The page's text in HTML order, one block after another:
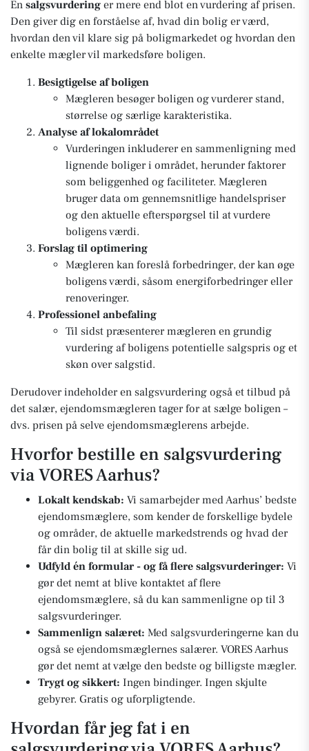
En salgsvurdering er mere end blot en vurdering af prisen.
Den giver dig en forståelse af, hvad din bolig er værd,
hvordan den vil klare sig på boligmarkedet og hvordan den
enkelte mægler vil markedsføre boligen.
Besigtigelse af boligen
Mægleren besøger boligen og vurderer stand,
størrelse og særlige karakteristika.
Analyse af lokalområdet
Vurderingen inkluderer en sammenligning med
lignende boliger i området, herunder faktorer
som beliggenhed og faciliteter. Mægleren
bruger data om gennemsnitlige handelspriser
og den aktuelle efterspørgsel til at vurdere
boligens værdi.
Forslag til optimering
Mægleren kan foreslå forbedringer, der kan øge
boligens værdi, såsom energiforbedringer eller
renoveringer.
Professionel anbefaling
Til sidst præsenterer mægleren en grundig
vurdering af boligens potentielle salgspris og et
skøn over salgstid.
Derudover indeholder en salgsvurdering også et tilbud på
det salær, ejendomsmægleren tager for at sælge boligen –
dvs. prisen på selve ejendomsmæglerens arbejde.
Hvorfor bestille en salgsvurdering
via VORES Aarhus?
Lokalt kendskab: Vi samarbejder med Aarhus’ bedste
ejendomsmæglere, som kender de forskellige bydele
og områder, de aktuelle markedstrends og hvad der
får din bolig til at skille sig ud.
Udfyld én formular - og få flere salgsvurderinger: Vi
gør det nemt at blive kontaktet af flere
ejendomsmæglere, så du kan sammenligne op til 3
salgsvurderinger.
Sammenlign salæret: Med salgsvurderingerne kan du
også se ejendomsmæglernes salærer. VORES Aarhus
gør det nemt at vælge den bedste og billigste mægler.
Trygt og sikkert: Ingen bindinger. Ingen skjulte
gebyrer. Gratis og uforpligtende.
Hvordan får jeg fat i en